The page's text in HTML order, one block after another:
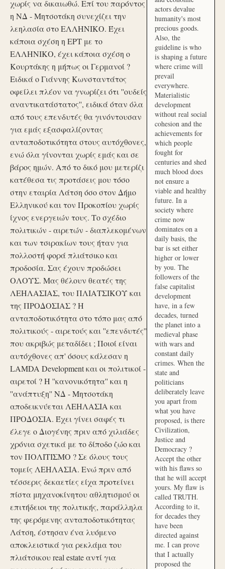
χωρίς να δικαιωθώ. Επί του παρόντος
η ΝΔ - Μητσοτάκη συνεχίζει την
λεηλασία στο ΕΛΛΗΝΙΚΟ. Έχει
κάποια σχέση η ΕΡΤ με το
ΕΛΛΗΝΙΚΟ, έχει κάποια σχέση ο
Κουρτάκης η μήπως οι Γερμανοί ?
Ειδικά ο Γιάννης Κωνσταντάτος
οφείλει πλέον να γνωρίζει ότι ''ουδείς
αναντικατάστατος'', ειδικά όταν όλα
από τους επενδυτές θα γινόντουσαν
για εμάς εξασφαλίζοντας
ανταποδοτικότητα στους αυτόχθονες,
ενώ όλα γίνονται χωρίς εμάς και σε
βάρος ημών. Από το δικό μου μετερίζι
κατέθεσα τις προτάσεις μου τόσο
στην εταιρία Λάτση όσο στον Δήμο
Ελληνικού και τον Προκοπίου χωρίς
ίχνος ενεργειών τους. Το σχέδιο
πολιτικών - αιρετών - διαπλεκομένων
και των τσιρακίων τους ήταν για
πολλοστή φορά πλιάτσικο και
προδοσία. Σας έχουν προδώσει
ΟΛΟΥΣ. Μας θέλουν θεατές της
ΛΕΗΛΑΣΙΑΣ, του ΠΛΙΑΤΣΙΚΟΥ και
της ΠΡΟΔΟΣΙΑΣ ? Η
ανταποδοτικότητα στο τόπο μας από
πολιτικούς - αιρετούς και ''επενδυτές''
που ακριβώς μεταδίδει ; Ποιοί είναι
αυτόχθονες απ' όσους κάλεσαν η
LAMDA Development και οι πολιτικοί -
αιρετοί ? Η ''κανονικότητα'' και η
''ανάπτυξη'' ΝΔ - Μητσοτάκη
αποδεικνύεται ΛΕΗΛΑΣΙΑ και
ΠΡΟΔΟΣΙΑ. Έχει γίνει σαφές τι
έλεγε ο Διογένης πριν από χιλιάδες
χρόνια σχετικά με το δίποδο ζώο και
τον ΠΟΛΙΤΙΣΜΟ ? Σε όλους τους
τομείς ΛΕΗΛΑΣΙΑ. Ενώ πριν από
τέσσερις δεκαετίες είχα προτείνει
πίστα μηχανοκίνητου αθλητισμού οι
επιτήδειοι της πολιτικής, παράλληλα
της φερόμενης ανταποδοτικότητας
Λάτση, έστησαν ένα λυόμενο
αποκλειστικά για ρεκλάμα του
πλιάτσικου real estate αντί για
actors devalue
humanity's most
precious goods.
Also, the
guideline is who
is shaping a future
where crime will
prevail
everywhere.
Materialistic
development
without real social
cohesion and the
achievements for
which people
fought for
centuries and shed
much blood does
not ensure a
viable and healthy
future. In a
society where
crime now
dominates on a
daily basis, the
bar is set either
higher or lower
by you. The
followers of the
false capitalist
development
have, in a few
decades, turned
the planet into a
medieval phase
with wars and
constant daily
crimes. When the
state and
politicians
deliberately leave
you apart from
what you have
proposed, is there
Civilization,
Justice and
Democracy ?
Accept the other
with his flaws so
that he will accept
yours. My flaw is
called TRUTH.
According to it,
for decades they
have been
directed against
me. I can prove
that I actually
proposed the